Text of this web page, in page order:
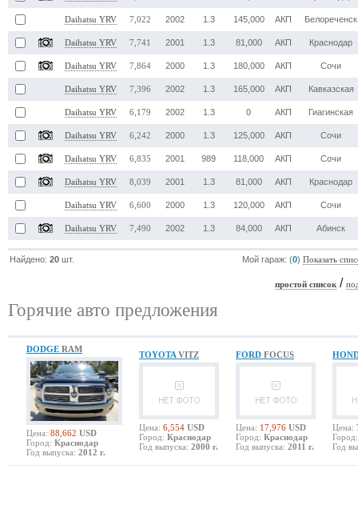
Daihatsu YRV 7,022 2002 1.3 145,000 АКП Белореченск
Daihatsu YRV 7,741 2001 1.3 81,000 АКП Краснодар
Daihatsu YRV 7,864 2000 1.3 180,000 АКП Сочи
Daihatsu YRV 7,396 2002 1.3 165,000 АКП Кавказская
Daihatsu YRV 6,179 2002 1.3 0 АКП Гиагинская
Daihatsu YRV 6,242 2000 1.3 125,000 АКП Сочи
Daihatsu YRV 6,835 2001 989 118,000 АКП Сочи
Daihatsu YRV 8,039 2001 1.3 81,000 АКП Краснодар
Daihatsu YRV 6,600 2000 1.3 120,000 АКП Сочи
Daihatsu YRV 7,490 2002 1.3 84,000 АКП Абинск
Найдено:20 шт. Мой гараж: (0)Показать
простой список/
Горячие авто предложения
DODGE RAM
Цена: 88,662 USD
Город: Краснодар
Год выпуска: 2012 г.
TOYOTA VITZ
Цена: 6,554 USD
Город: Краснодар
Год выпуска: 2000 г.
FORD FOCUS
Цена: 17,976 USD
Город: Краснодар
Год выпуска: 2011 г.
Цена:
Город:
Год